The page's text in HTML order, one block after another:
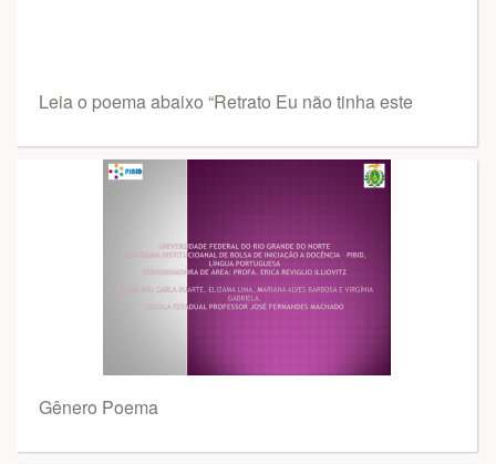
Leia o poema abaixo “Retrato Eu não tinha este
Gênero Poema